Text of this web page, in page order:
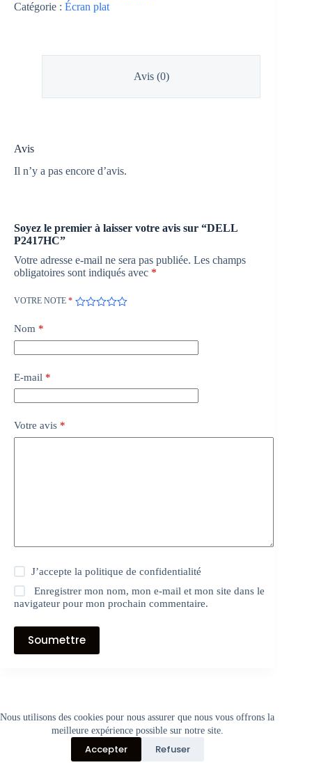
Les paiements ne se font pas en ligne. Vous payez directement au
Nous utilisons des cookies pour nous assurer que nous vous offrons la
meilleure expérience possible sur notre site.
Accepter Refuser
Catégorie : Écran plat
Avis (0)
Avis
Il n’y a pas encore d’avis.
Soyez le premier à laisser votre avis sur “DELL
P2417HC”
Votre adresse e-mail ne sera pas publiée. Les champs
obligatoires sont indiqués avec *
VOTRE NOTE *
Nom *
E-mail *
Votre avis *
J’accepte lapolitique de confidentialité
Enregistrer mon nom, mon e-mail et mon site dans le
navigateur pour mon prochain commentaire.
Soumettre
l’Économique. Tous droits réservés.